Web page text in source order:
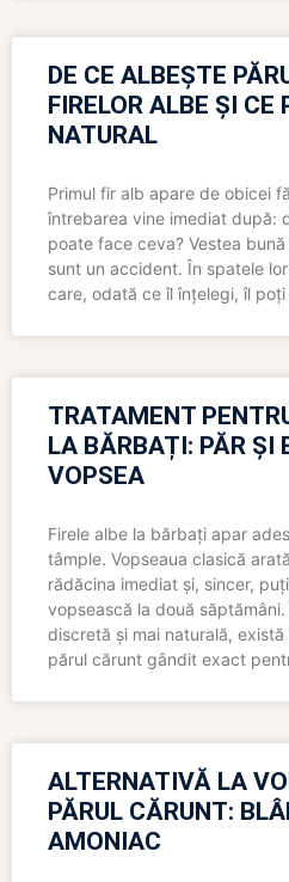
DE CE ALBEȘTE
FIRELOR ALBE ȘI CE
NATURAL
Primul fir alb apare de obicei
întrebarea vine imediat după:
poate face ceva? Vestea
sunt un accident. În spatele
care, odată ce îl înțelegi, îl
TRATAMENT
LA BĂRBAȚI: PĂR ȘI
VOPSEA
Firele albe la bărbați apar
tâmple. Vopseaua clasică
rădăcina imediat și, sincer,
vopsească la două
discretă și mai naturală,
părul cărunt gândit exact
ALTERNATIVĂ LA
PĂRUL CĂRUNT:
AMONIAC